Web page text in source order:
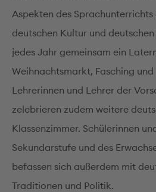
Aspekten des Sprachunterrichts
deutschen Kultur und
jedes Jahr gemeinsam ein
Weihnachtsmarkt, Fasching und
Lehrerinnen und Lehrer der
zelebrieren zudem weitere
Klassenzimmer. Schülerinnen
Sekundarstufe und des
befassen sich außerdem mit
Traditionen und Politik.